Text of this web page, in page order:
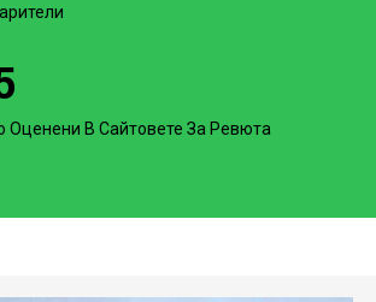
Оценени В Сайтовете За Ревюта